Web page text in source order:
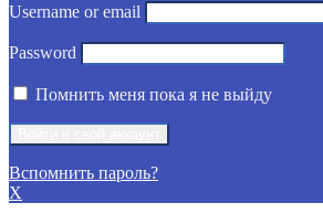
Username or email
Password
Помнить меня пока я не выйду
Вспомнить пароль?
X